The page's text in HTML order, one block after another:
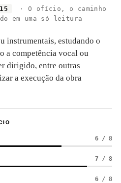
· O ofício, o caminho
em uma só leitura
instrumentais, estudando o
a competência vocal ou
dirigido, entre outras
a execução da obra
6 / 8
7 / 8
6 / 8